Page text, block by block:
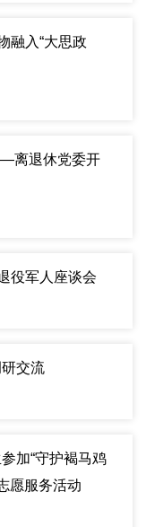
融入“大思政
离退休党委开
役军人座谈会
交流
加“守护褐马鸡
愿服务活动